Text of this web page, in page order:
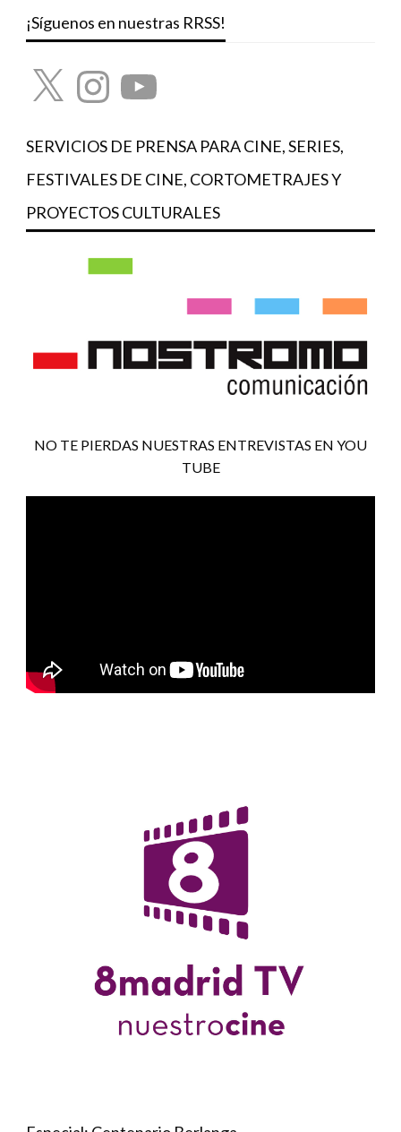
¡Síguenos en nuestras RRSS!
X InstagramYouTube
SERVICIOS DE PRENSA PARA CINE, SERIES,
FESTIVALES DE CINE, CORTOMETRAJES Y
PROYECTOS CULTURALES
NO TE PIERDAS NUESTRAS ENTREVISTAS EN YOU
TUBE